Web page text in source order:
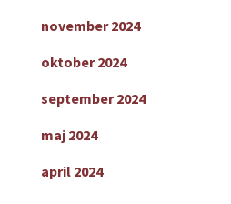
november 2024
oktober 2024
september 2024
maj 2024
april 2024